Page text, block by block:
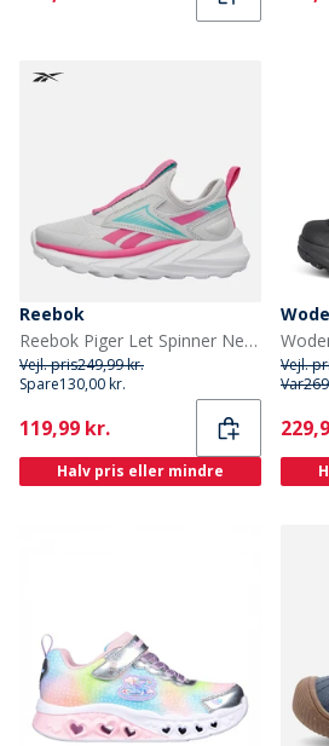
Reebok
Reebok Piger Let Spinner Neutrale Løbesko Mist Grey/True Pink/Aqua
Vejl. pris249,99 kr.
Spare130,00 kr.
Current
119,99 kr.
Halv pris eller mindre
Vejl.
Var